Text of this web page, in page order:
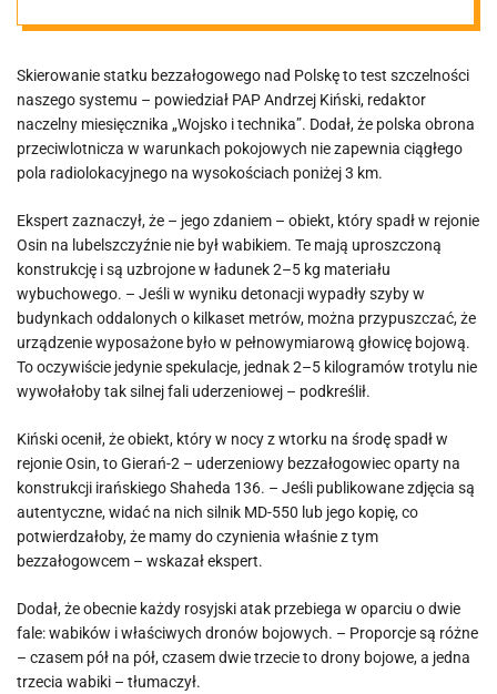
szczelności
naszego
systemu
Skierowanie statku bezzałogowego nad Polskę to test szczelności
naszego systemu – powiedział PAP Andrzej Kiński, redaktor
naczelny miesięcznika „Wojsko i technika”. Dodał, że polska obrona
przeciwlotnicza w warunkach pokojowych nie zapewnia ciągłego
pola radiolokacyjnego na wysokościach poniżej 3 km.
Ekspert zaznaczył, że – jego zdaniem – obiekt, który spadł w rejonie
Osin na lubelszczyźnie nie był wabikiem. Te mają uproszczoną
konstrukcję i są uzbrojone w ładunek 2–5 kg materiału
wybuchowego. – Jeśli w wyniku detonacji wypadły szyby w
budynkach oddalonych o kilkaset metrów, można przypuszczać, że
urządzenie wyposażone było w pełnowymiarową głowicę bojową.
To oczywiście jedynie spekulacje, jednak 2–5 kilogramów trotylu nie
wywołałoby tak silnej fali uderzeniowej – podkreślił.
Kiński ocenił, że obiekt, który w nocy z wtorku na środę spadł w
rejonie Osin, to Gierań-2 – uderzeniowy bezzałogowiec oparty na
konstrukcji irańskiego Shaheda 136. – Jeśli publikowane zdjęcia są
autentyczne, widać na nich silnik MD-550 lub jego kopię, co
potwierdzałoby, że mamy do czynienia właśnie z tym
bezzałogowcem – wskazał ekspert.
Dodał, że obecnie każdy rosyjski atak przebiega w oparciu o dwie
fale: wabików i właściwych dronów bojowych. – Proporcje są różne
– czasem pół na pół, czasem dwie trzecie to drony bojowe, a jedna
trzecia wabiki – tłumaczył.